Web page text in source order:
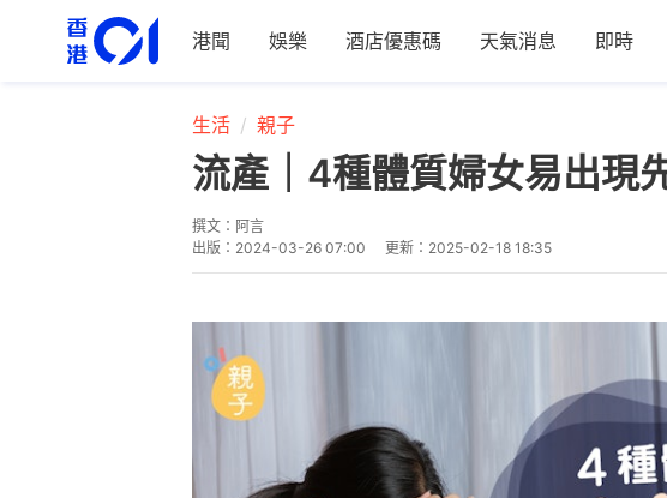
港聞 娛樂 酒店優惠碼 天氣消息 即時
生活 親子
流產｜4種體質婦女易出現
撰文： 阿言
出版： 2024-03-26 07:00 更新： 2025-02-18 18:35